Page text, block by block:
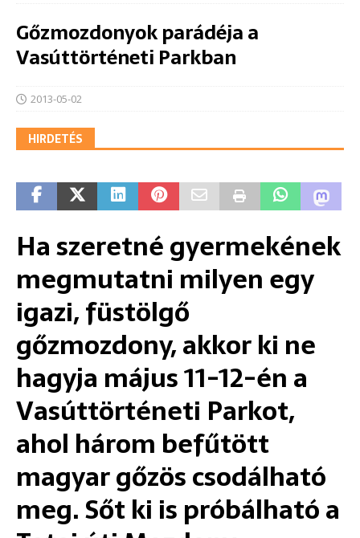
Gőzmozdonyok parádéja a
Vasúttörténeti Parkban
2013-05-02
HIRDETÉS
Ha szeretné gyermekének
megmutatni milyen egy
igazi, füstölgő
gőzmozdony, akkor ki ne
hagyja május 11-12-én a
Vasúttörténeti Parkot,
ahol három befűtött
magyar gőzös csodálható
meg. Sőt ki is próbálható a